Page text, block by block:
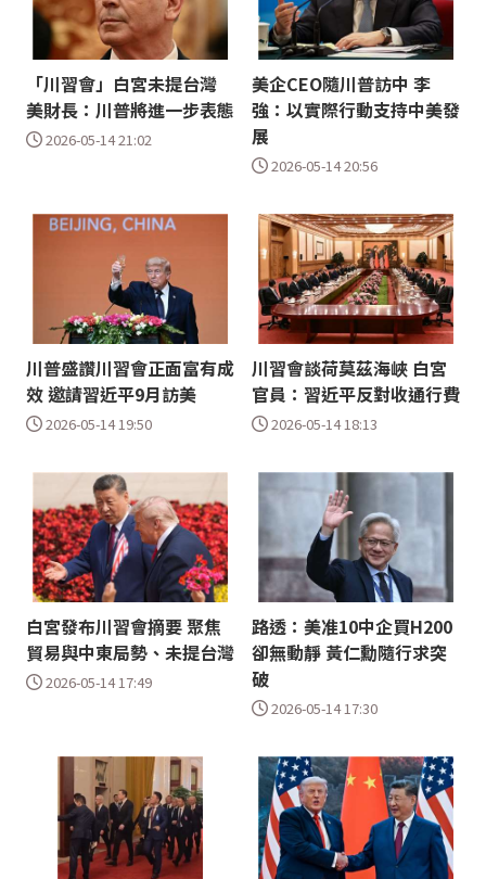
「川習會」白宮未提台灣
美財長：川普將進一步表態
2026-05-14 21:02
美企CEO隨川普訪中 李
強：以實際行動支持中美發
展
2026-05-14 20:56
川普盛讚川習會正面富有成
效 邀請習近平9月訪美
2026-05-14 19:50
川習會談荷莫茲海峽 白宮
官員：習近平反對收通行費
2026-05-14 18:13
白宮發布川習會摘要 聚焦
貿易與中東局勢、未提台灣
2026-05-14 17:49
路透：美准10中企買H200
卻無動靜 黃仁勳隨行求突
破
2026-05-14 17:30